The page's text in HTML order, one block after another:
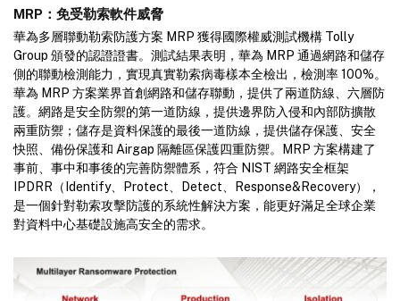
MRP：免受勒索軟件威脅
華為多層聯動勒索防護方案 MRP 獲得國際權威測試機構 Tolly
Group 頒發的認證證書。測試結果表明，華為 MRP 通過網路和儲存
側的聯動檢測能力，實現真實勒索病毒樣本全檢出，檢測率 100%。
華為 MRP 方案業界首創網路和儲存聯動，提供了兩道防線、六層防
護。網路是安全防禦的第一道防線，提供邊界防入侵和內部防擴散
兩重防禦；儲存是資料保護的最後一道防線，提供儲存保護、安全
快照、備份保護和 Airgap 隔離區保護四重防禦。MRP 方案構建了
事前、事中和事後的完善防禦體系，符合 NIST 網路安全框架
IPDRR（Identify、Protect、Detect、Response&Recovery），
是一個針對勒索攻擊防護的系統性解決方案，能更好滿足全球企業
對資料中心基礎設施高安全的需求。